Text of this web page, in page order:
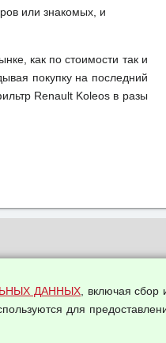
или знакомых, и
как по стоимости так и
покупку на последний
Renault Koleos в разы
ДАННЫХ, включая сбор
для